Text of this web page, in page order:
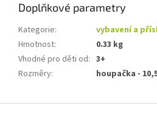
Doplňkové parametry
Kategorie:
vybavení a
Hmotnost:
0.33 kg
Vhodné pro děti od: 3+
Rozměry: houpačka -